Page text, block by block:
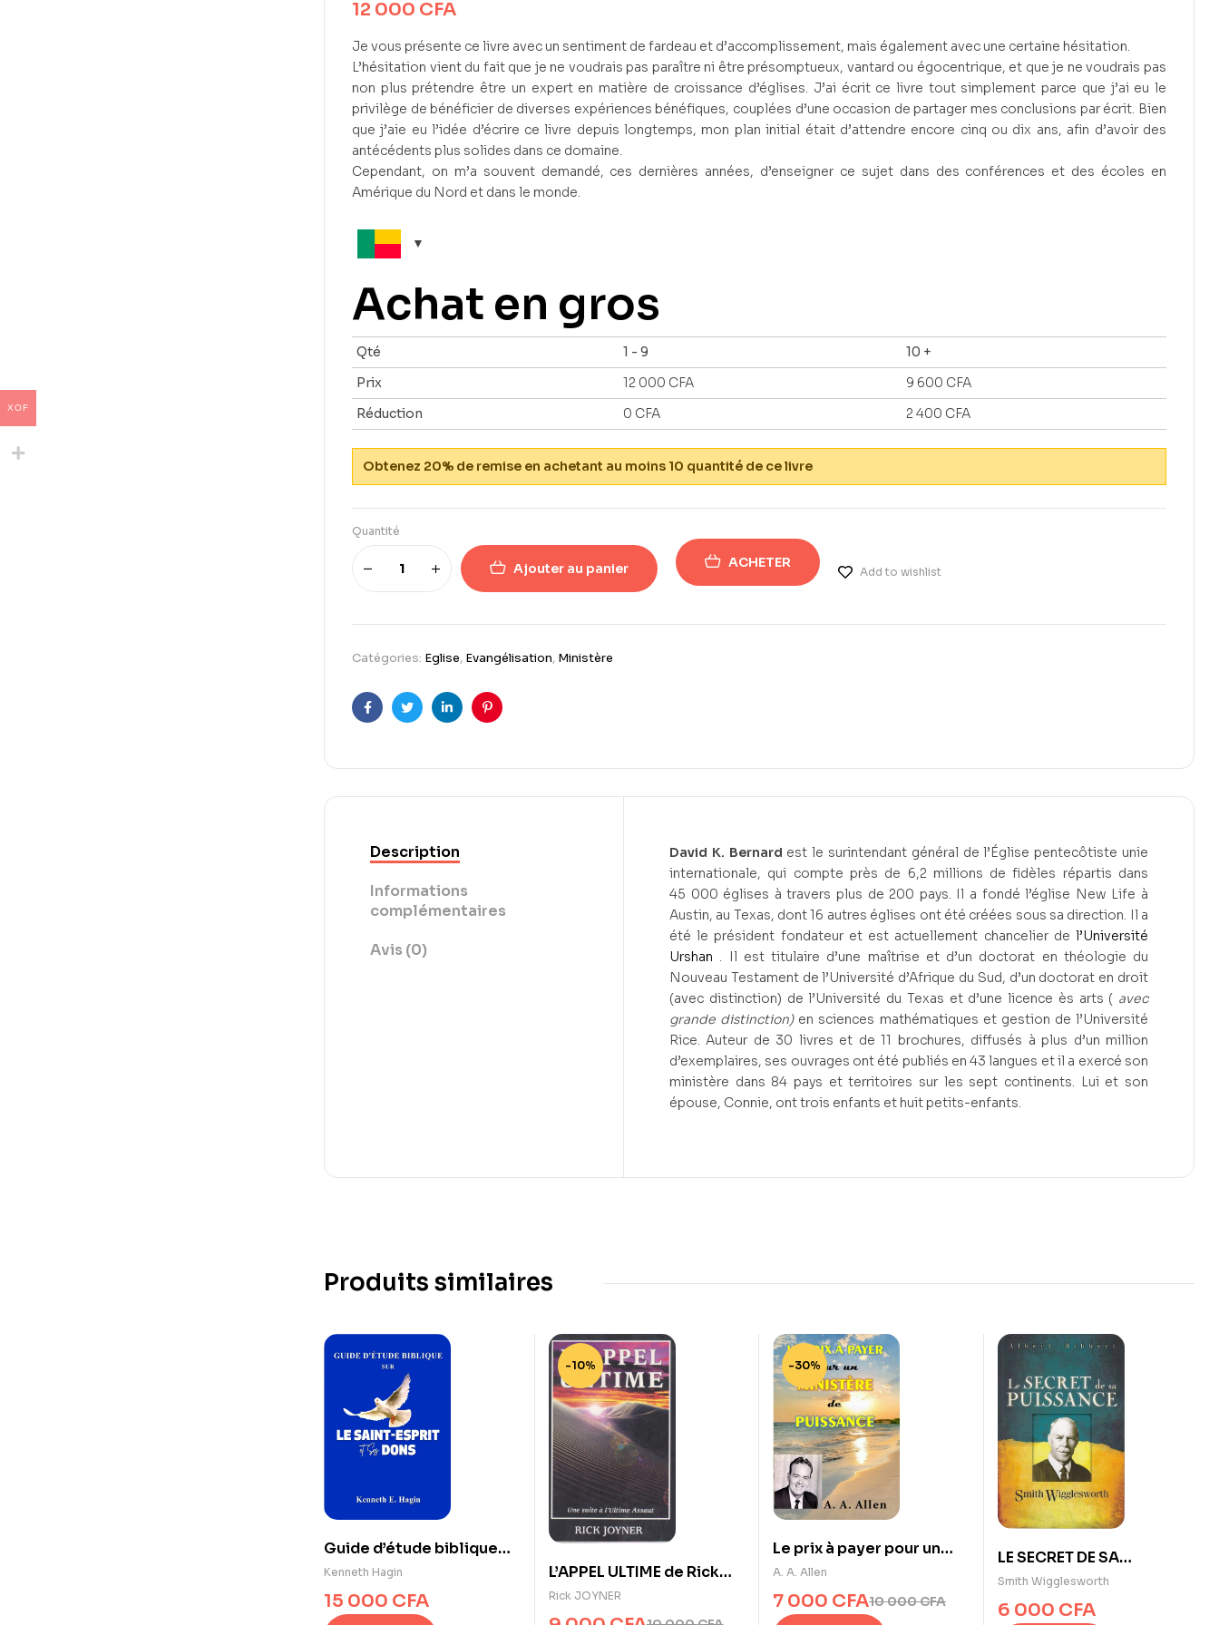
12 000 CFA
Je vous présente ce livre avec un sentiment de fardeau et d’accomplissement, mais également avec une certaine hésitation.
L’hésitation vient du fait que je ne voudrais pas paraître ni être présomptueux, vantard ou égocentrique, et que je ne voudrais pas
non plus prétendre être un expert en matière de croissance d’églises. J’ai écrit ce livre tout simplement parce que j’ai eu le
privilège de bénéficier de diverses expériences bénéfiques, couplées d’une occasion de partager mes conclusions par écrit. Bien
que j’aie eu l’idée d’écrire ce livre depuis longtemps, mon plan initial était d’attendre encore cinq ou dix ans, afin d’avoir des
antécédents plus solides dans ce domaine.
Cependant, on m’a souvent demandé, ces dernières années, d’enseigner ce sujet dans des conférences et des écoles en
Amérique du Nord et dans le monde.
Achat en gros
Qté 1 - 9
10 +
Prix
12 000 CFA 9 600 CFA
Réduction
0 CFA 2 400 CFA
Obtenez 20% de remise en achetant au moins 10 quantité de ce livre
Quantité
Ajouter au panier ACHETER
Add to wishlist
Catégories: Eglise, Evangélisation, Ministère
FacebookTwitterLinkedinPinterest
Description
Informations
complémentaires
Avis (0)
David K. Bernard est le surintendant général de l’Église pentecôtiste unie
internationale, qui compte près de 6,2 millions de fidèles répartis dans
45 000 églises à travers plus de 200 pays. Il a fondé l’église New Life à
Austin, au Texas, dont 16 autres églises ont été créées sous sa direction. Il a
été le président fondateur et est actuellement chancelier de l’Université
Urshan . Il est titulaire d’une maîtrise et d’un doctorat en théologie du
Nouveau Testament de l’Université d’Afrique du Sud, d’un doctorat en droit
(avec distinction) de l’Université du Texas et d’une licence ès arts ( avec
grande distinction)en sciences mathématiques et gestion de l’Université
Rice. Auteur de 30 livres et de 11 brochures, diffusés à plus d’un million
d’exemplaires, ses ouvrages ont été publiés en 43 langues et il a exercé son
ministère dans 84 pays et territoires sur les sept continents. Lui et son
épouse, Connie, ont trois enfants et huit petits-enfants.
Produits similaires
Guide d’étude biblique
sur le Saint-Esprit et ses
dons
Kenneth Hagin
15 000 CFA
-10%
L’APPEL ULTIME de Rick
JOYNER
Rick JOYNER
-30%
Le prix à payer pour un
ministère de puissance
A. A. Allen
10 000CFA
7 000 CFA
LE SECRET DE SA
PUISSANCE De Smith
Wigglesworth
Smith Wigglesworth
6 000 CFA
XOF